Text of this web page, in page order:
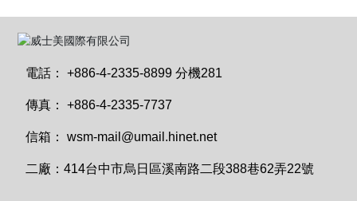
電話：+886-4-2335-8899 分機281
傳真：+886-4-2335-7737
信箱：wsm-mail@umail.hinet.net
二廠：414台中市烏日區溪南路二段388巷62弄22號